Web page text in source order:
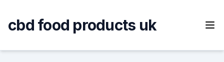
content
cbd food products uk